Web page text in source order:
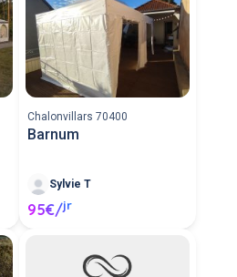
Chalonvillars 70400
Barnum
Sylvie T
95€/jr